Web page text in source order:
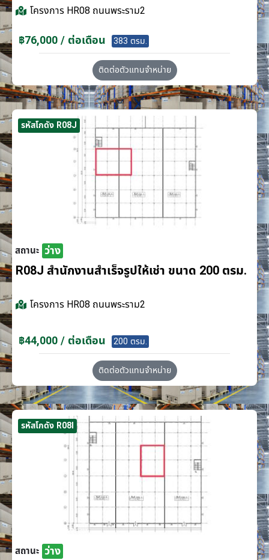
โครงการ HR08 ถนนพระราม2
฿76,000 / ต่อเดือน 383 ตรม.
ติดต่อตัวแทนจำหน่าย
รหัสโกดัง R08J
สถานะ ว่าง
R08J สำนักงานสำเร็จรูปให้เช่า ขนาด 200 ตรม.
โครงการ HR08 ถนนพระราม2
฿44,000 / ต่อเดือน 200 ตรม.
ติดต่อตัวแทนจำหน่าย
รหัสโกดัง R08I
สถานะ ว่าง